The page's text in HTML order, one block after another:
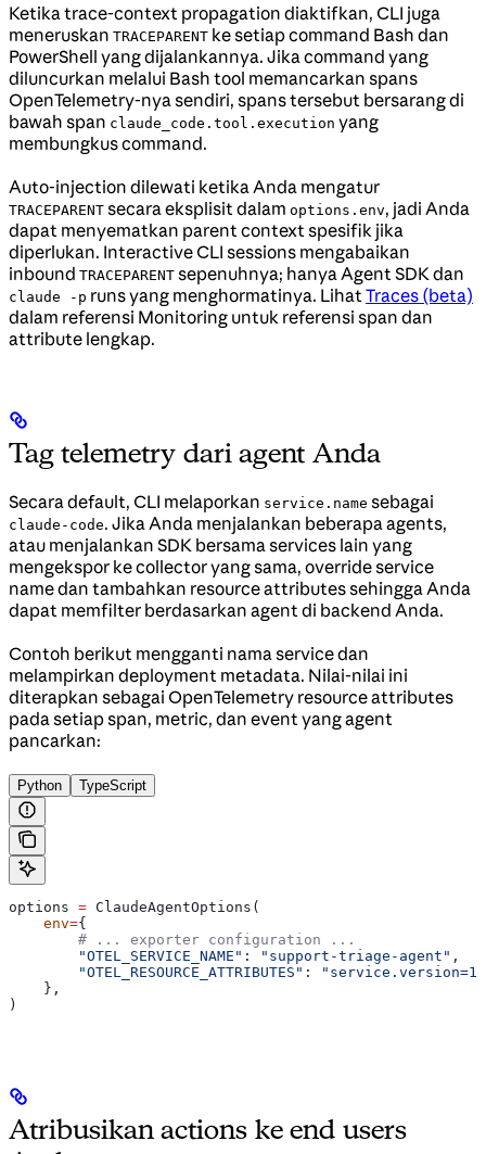
Ketika trace-context propagation diaktifkan, CLI juga
meneruskan TRACEPARENT ke setiap command Bash dan
PowerShell yang dijalankannya. Jika command yang
diluncurkan melalui Bash tool memancarkan spans
OpenTelemetry-nya sendiri, spans tersebut bersarang di
bawah span claude_code.tool.execution yang
membungkus command.
Auto-injection dilewati ketika Anda mengatur
TRACEPARENT secara eksplisit dalam options.env, jadi Anda
dapat menyematkan parent context spesifik jika
diperlukan. Interactive CLI sessions mengabaikan
inbound TRACEPARENT sepenuhnya; hanya Agent SDK dan
claude -p runs yang menghormatinya. Lihat Traces (beta)
dalam referensi Monitoring untuk referensi span dan
attribute lengkap.
Tag telemetry dari agent Anda
Secara default, CLI melaporkan service.name sebagai
claude-code. Jika Anda menjalankan beberapa agents,
atau menjalankan SDK bersama services lain yang
mengekspor ke collector yang sama, override service
name dan tambahkan resource attributes sehingga Anda
dapat memfilter berdasarkan agent di backend Anda.
Contoh berikut mengganti nama service dan
melampirkan deployment metadata. Nilai-nilai ini
diterapkan sebagai OpenTelemetry resource attributes
pada setiap span, metric, dan event yang agent
pancarkan:
Python TypeScript
options = ClaudeAgentOptions(
    env
={
        # ... exporter configuration ...
        "OTEL_SERVICE_NAME"
: "support-triage-agent" ,
        "OTEL_RESOURCE_ATTRIBUTES"
:
    },
)
Atribusikan actions ke end users